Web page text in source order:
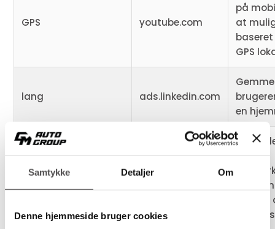
Samtykke Detaljer Om
Denne hjemmeside bruger cookies
GPS youtube.com
på
at
GPS
lang ads.linkedin.com
en
lidc linkedin.com
sociale